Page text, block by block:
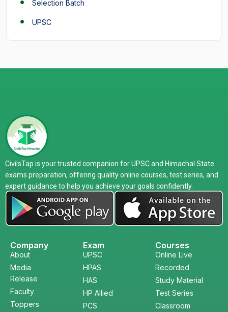
Selection Batch
UPSC
CivilsTap is your trusted companion for UPSC and Himachal State
exams preparation, offering quality online courses, test series, and
expert guidance to help you achieve your goals confidently.
Company
About
Media
Release
Faculty
Toppers
Exam
UPSC
HPAS
HAS
HP Allied
PCS
Courses
Online Live
Recorded
Study Material
Test Series
Classroom